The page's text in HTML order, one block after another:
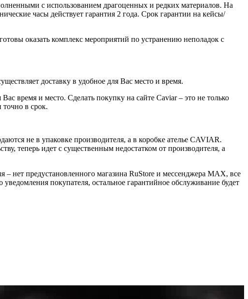
с использованием драгоценных и редких материалов. На
часы действует гарантия 2 года. Срок гарантии на кейсы/
оказать комплекс мероприятий по устранению неполадок с
доставку в удобное для Вас место и время.
время и место. Сделать покупку на сайте Caviar – это не только
в срок.
не в упаковке производителя, а в коробке ателье CAVIAR.
теперь идет с существенным недостатком от производителя, а
нет предустановленного магазина RuStore и мессенджера MAX, все
покупателя, остальное гарантийное обслуживание будет